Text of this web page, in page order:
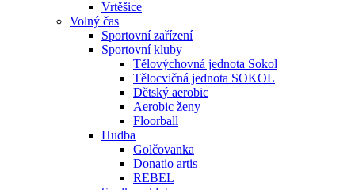
Vrtěšice
Volný čas
Sportovní zařízení
Sportovní kluby
Tělovýchovná jednota Sokol
Tělocvičná jednota SOKOL
Dětský aerobic
Aerobic ženy
Floorball
Hudba
Golčovanka
Donatio artis
REBEL